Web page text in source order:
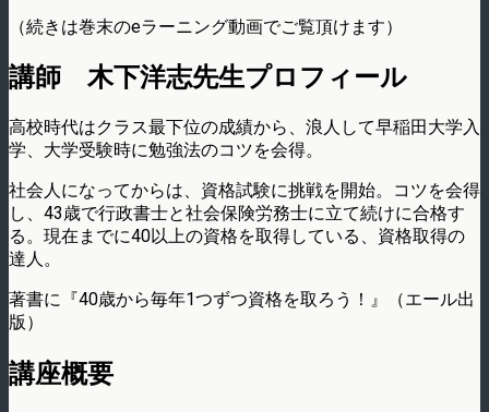
（続きは巻末のeラーニング動画でご覧頂けます）
講師 木下洋志先生プロフィール
高校時代はクラス最下位の成績から、浪人して早稲田大学入
学、大学受験時に勉強法のコツを会得。
社会人になってからは、資格試験に挑戦を開始。コツを会得
し、43歳で行政書士と社会保険労務士に立て続けに合格す
る。現在までに40以上の資格を取得している、資格取得の
達人。
著書に『40歳から毎年1つずつ資格を取ろう！』（エール出
版）
講座概要